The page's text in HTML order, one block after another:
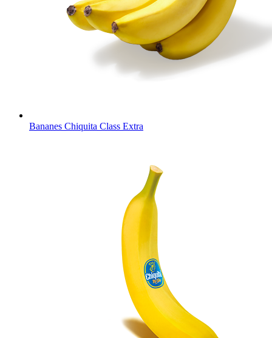
Bananes Chiquita Class Extra